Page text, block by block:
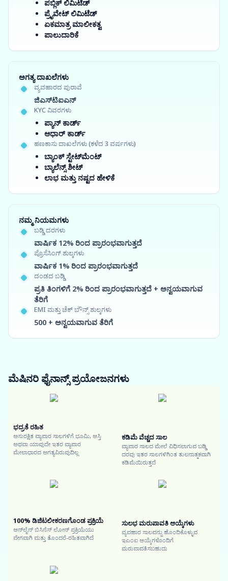
ಪಬ್ಲಿಕ್ ಲಿಮಿಟೆಡ್
ಪ್ರೈವೇಟ್ ಲಿಮಿಟೆಡ್
ಏಕಮಾತ್ರ ಮಾಲೀಕತ್ವ
ಪಾಲುದಾರಿಕೆ
ಅಗತ್ಯ ದಾಖಲೆಗಳು
ವ್ಯವಹಾರದ ಪುರಾವೆ
ಜಿಎಸ್‍ಟಿಐಎನ್
KYC ವಿವರಗಳು
ಪ್ಯಾನ್ ಕಾರ್ಡ್
ಆಧಾರ್ ಕಾರ್ಡ್
ಹಣಕಾಸು ದಾಖಲೆಗಳು (ಕಳೆದ 3 ವರ್ಷಗಳು)
ಬ್ಯಾಂಕ್ ಸ್ಟೇಟ್‌ಮೆಂಟ್
ಬ್ಯಾಲೆನ್ಸ್ ಶೀಟ್
ಲಾಭ ಮತ್ತು ನಷ್ಟದ ಹೇಳಿಕೆ
ನಮ್ಮ ನಿಯಮಗಳು
ಬಡ್ಡಿ ದರಗಳು
ವಾರ್ಷಿಕ 12% ರಿಂದ ಪ್ರಾರಂಭವಾಗುತ್ತದೆ
ಪ್ರೊಸೆಸಿಂಗ್ ಶುಲ್ಕಗಳು
ವಾರ್ಷಿಕ 1% ರಿಂದ ಪ್ರಾರಂಭವಾಗುತ್ತದೆ
ದಂಡದ ಬಡ್ಡಿ
ಪ್ರತಿ ತಿಂಗಳಿಗೆ 2% ರಿಂದ ಪ್ರಾರಂಭವಾಗುತ್ತದೆ + ಅನ್ವಯವಾಗುವ
ತೆರಿಗೆ
EMI ಮತ್ತು ಚೆಕ್ ಬೌನ್ಸ್ ಶುಲ್ಕಗಳು
500 + ಅನ್ವಯವಾಗುವ ತೆರಿಗೆ
ಮೆಷಿನರಿ ಫೈನಾನ್ಸ್ಪ್ರಯೋಜನಗಳು
ಭದ್ರತೆ ರಹಿತ
ಅಸುರಕ್ಷಿತ ವ್ಯಾಪಾರ ಸಾಲಗಳಿಗೆ ಭೂಮಿ, ಆಸ್ತಿ
ಅಥವಾ ಯಾವುದೇ ಇತರ ವ್ಯಾಪಾರ
ಮೇಲಾಧಾರದ ಅಗತ್ಯವಿರುವುದಿಲ್ಲ
ಕಡಿಮೆ ವೆಚ್ಚದ ಸಾಲ
ವ್ಯಾಪಾರ ಸಾಲದ ಮೇಲೆ ವಿಧಿಸಲಾಗುವ ಬಡ್ಡಿ
ದರವು ಇತರ ಸಾಲಗಳಿಗಿಂತ ತುಲನಾತ್ಮಕವಾಗಿ
ಕಡಿಮೆಯಿರುತ್ತದೆ
100% ಡಿಜಿಟಲೀಕರಣಗೊಂಡ ಪ್ರಕ್ರಿಯೆ
ಆನ್‌ಲೈನ್ ಬಿಸಿನೆಸ್ ಲೋನ್ ಪ್ರಕ್ರಿಯೆಯು
ವೇಗವಾಗಿ ಮತ್ತು ತೊಂದರೆ-ರಹಿತವಾಗಿದೆ
ಸುಲಭ ಮರುಪಾವತಿ ಆಯ್ಕೆಗಳು
ವ್ಯವಹಾರ ಸಾಲವನ್ನು ಹೊಂದಿಕೊಳ್ಳುವ
ಇಎಂಐ ಆಯ್ಕೆಗಳೊಂದಿಗೆ
ಮರುಪಾವತಿಸಬಹುದು